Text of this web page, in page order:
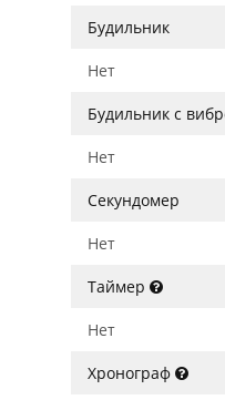
Будильник
Нет
Будильник с
Нет
Секундомер
Нет
Таймер
Нет
Хронограф